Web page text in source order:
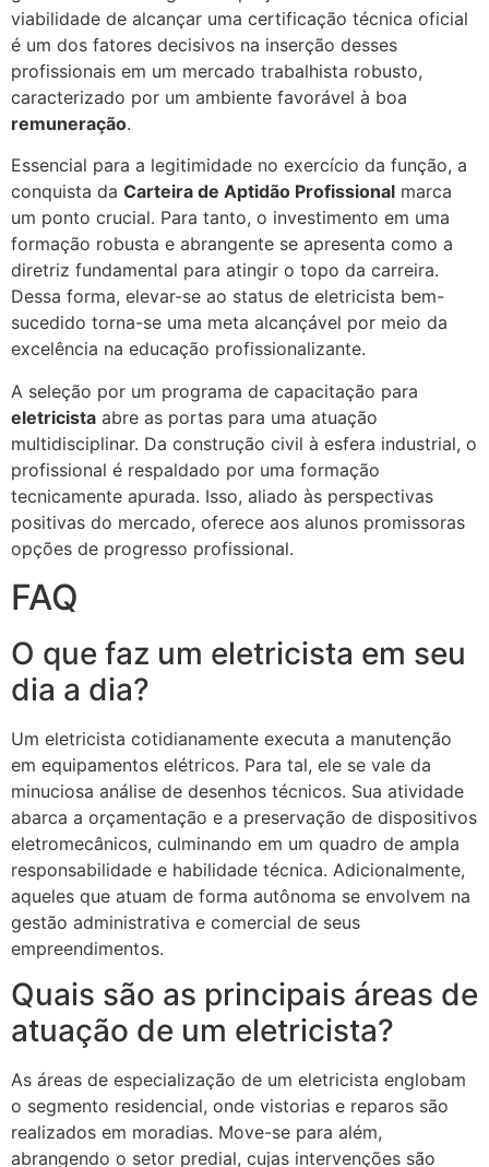
viabilidade de alcançar uma certificação técnica oficial
é um dos fatores decisivos na inserção desses
profissionais em um mercado trabalhista robusto,
caracterizado por um ambiente favorável à boa
remuneração.
Essencial para a legitimidade no exercício da função, a
conquista da Carteira de Aptidão Profissional marca
um ponto crucial. Para tanto, o investimento em uma
formação robusta e abrangente se apresenta como a
diretriz fundamental para atingir o topo da carreira.
Dessa forma, elevar-se ao status de eletricista bem-
sucedido torna-se uma meta alcançável por meio da
excelência na educação profissionalizante.
A seleção por um programa de capacitação para
eletricista abre as portas para uma atuação
multidisciplinar. Da construção civil à esfera industrial, o
profissional é respaldado por uma formação
tecnicamente apurada. Isso, aliado às perspectivas
positivas do mercado, oferece aos alunos promissoras
opções de progresso profissional.
FAQ
O que faz um eletricista em seu
dia a dia?
Um eletricista cotidianamente executa a manutenção
em equipamentos elétricos. Para tal, ele se vale da
minuciosa análise de desenhos técnicos. Sua atividade
abarca a orçamentação e a preservação de dispositivos
eletromecânicos, culminando em um quadro de ampla
responsabilidade e habilidade técnica. Adicionalmente,
aqueles que atuam de forma autônoma se envolvem na
gestão administrativa e comercial de seus
empreendimentos.
Quais são as principais áreas de
atuação de um eletricista?
As áreas de especialização de um eletricista englobam
o segmento residencial, onde vistorias e reparos são
realizados em moradias. Move-se para além,
abrangendo o setor predial, cujas intervenções são